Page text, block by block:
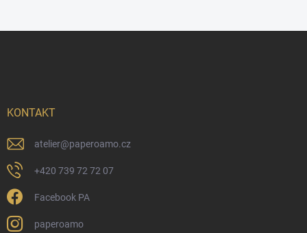
KONTAKT
atelier@paperoamo.cz
+420 739 72 72 07
Facebook PA
paperoamo